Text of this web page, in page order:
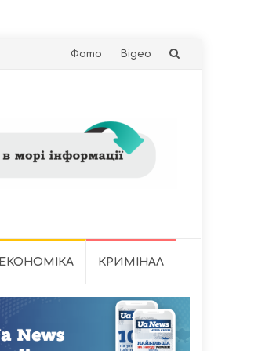
Skip
Фото Відео
ЕКОНОМІКА КРИМІНАЛ